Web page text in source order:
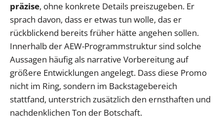
präzise, ohne konkrete Details preiszugeben. Er
sprach davon, dass er etwas tun wolle, das er
rückblickend bereits früher hätte angehen sollen.
Innerhalb der AEW-Programmstruktur sind solche
Aussagen häufig als narrative Vorbereitung auf
größere Entwicklungen angelegt. Dass diese Promo
nicht im Ring, sondern im Backstagebereich
stattfand, unterstrich zusätzlich den ernsthaften und
nachdenklichen Ton der Botschaft.